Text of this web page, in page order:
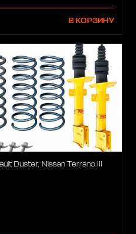
В КОРЗИНУ
Duster, Nissan Terrano III